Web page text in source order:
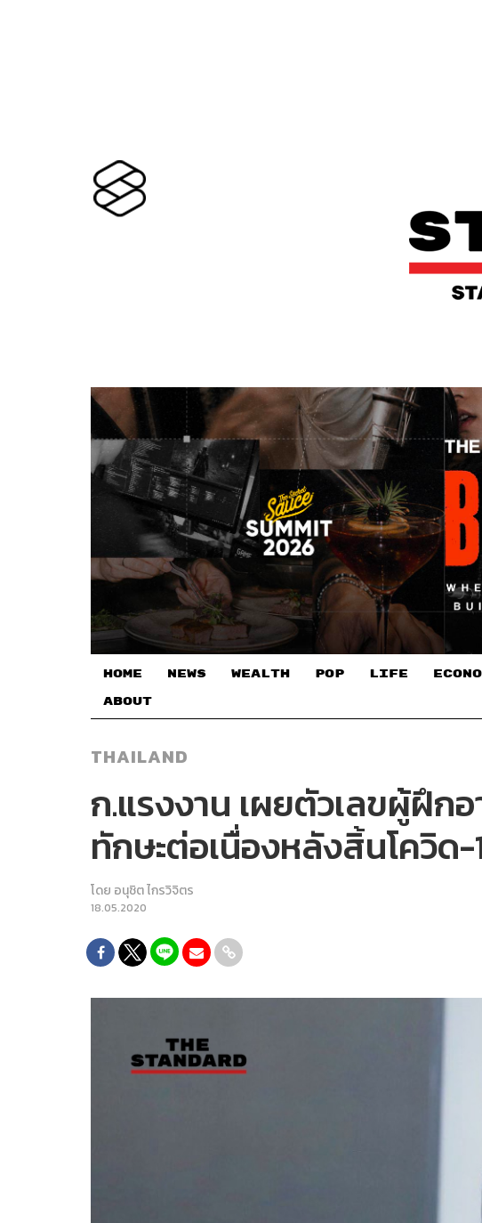
HOME NEWS WEALTH POP LIFE
ABOUT
THAILAND
ก.แรงงาน เผยตัวเลขผู้ฝึก
ทักษะต่อเนื่องหลังสิ้นโควิด-
โดย อนุชิต ไกรวิจิตร
18.05.2020